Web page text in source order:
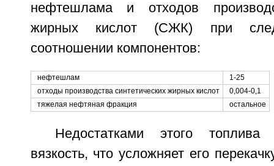
нефтешлама и отходов
жирных кислот (СЖК) при
соотношении компонентов:
нефтешлам
1-25
отходы производства синтетических жирных кислот
0,004-0,1
тяжелая нефтяная фракция
остальное
Недостатками этого топлива
вязкость, что усложняет его